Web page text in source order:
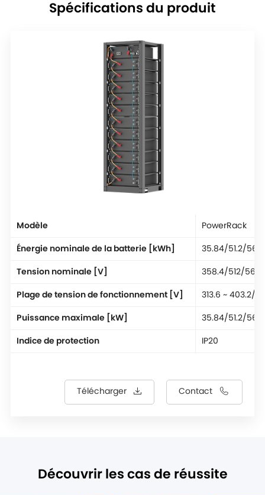
Spécifications du produit
Modèle PowerRack
Énergie nominale de la batterie [kWh] 35.84/51.2/
Tension nominale [V] 358.4/512/
Plage de tension de fonctionnement [V] 313.6 ~ 403.2/
Puissance maximale [kW] 35.84/51.2/
Indice de protection IP20
Télécharger Contact
Découvrir les cas de réussite